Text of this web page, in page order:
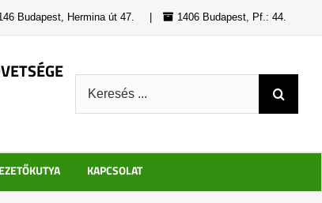
Budapest, Hermina út 47. 1406 Budapest, Pf.: 44.
KAPCSOLAT